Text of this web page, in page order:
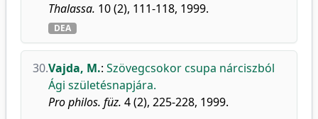
Thalassa. 10 (2), 111-118, 1999.
DEA
30.Vajda, M.: Szövegcsokor csupa nárciszból
Ági születésnapjára.
Pro philos. füz. 4 (2), 225-228, 1999.